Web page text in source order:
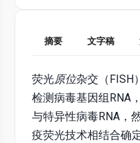
摘要 文字稿
荧光原位杂交（FISH
检测病毒基因组RNA
与特异性病毒RNA，
疫荧光技术相结合确